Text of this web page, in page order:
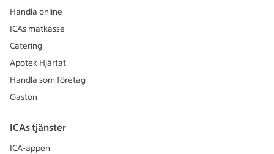
Handla online
ICAs matkasse
Catering
Apotek Hjärtat
Handla som företag
Gaston
ICAs tjänster
ICA-appen